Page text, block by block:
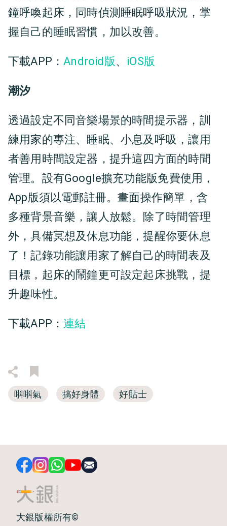
鐘呼喚起床，同時偵測睡眠呼吸狀況，掌
握自己的睡眠習慣，加以改善。
下載APP：Android版、 iOS版
潮汐
透過設定不同音樂場景的時間提示器，訓
練用家的專注、睡眠、小息及呼吸，讓用
者善用時間設定器，提升這四方面的時間
管理。設有Google擴充功能版免費使用，
App版須以電郵註冊。畫面操作簡單，含
多種背景音樂，讓人放鬆。除了時間管理
外，具備冥想及休息功能，提醒你要休息
了！記錄功能讓用家了解自己的時間表及
目標，起床的鬧鐘更可設定起床挑戰，提
升趣味性。
下載APP：連結
唞唞氣 搞好身體 好貼士
大銀版權所有©